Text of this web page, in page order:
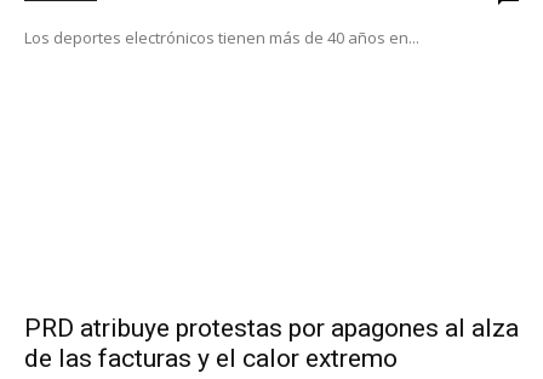
Los deportes electrónicos tienen más de 40 años en...
PRD atribuye protestas por apagones al alza
de las facturas y el calor extremo